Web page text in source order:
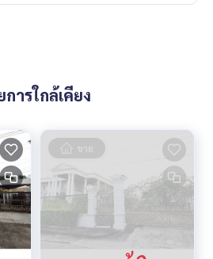
การใกล้เคียง
ขาย